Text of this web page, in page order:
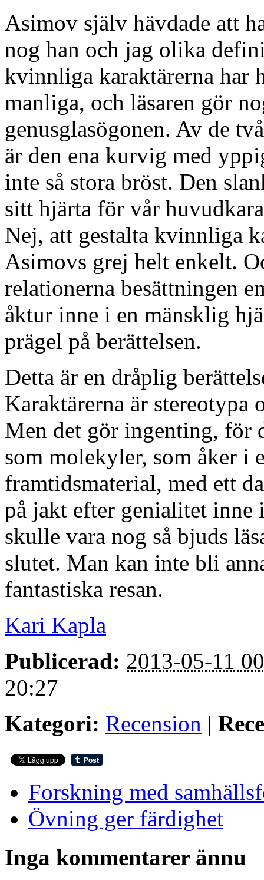
Asimov själv hävdade att
nog han och jag olika
kvinnliga karaktärerna har
manliga, och läsaren gör
genusglasögonen. Av de
är den ena kurvig med
inte så stora bröst. Den
sitt hjärta för vår
Nej, att gestalta kvinnliga
Asimovs grej helt enkelt.
relationerna besättningen
åktur inne i en mänsklig
prägel på berättelsen.
Detta är en dråplig
Karaktärerna är stereotypa
Men det gör ingenting, för
som molekyler, som åker i
framtidsmaterial, med ett
på jakt efter genialitet inne
skulle vara nog så bjuds
slutet. Man kan inte bli
fantastiska resan.
Kari Kapla
Publicerad: 2013-05-11
20:27
Kategori: Recension |
Forskning med
Övning ger färdighet
Inga kommentarer ännu